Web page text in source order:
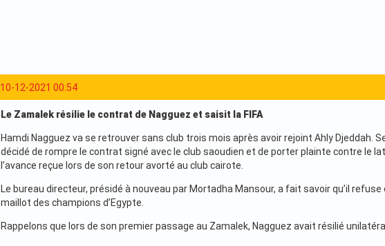
10-12-2021 00:54
Le Zamalek résilie le contrat de Nagguez et saisit la FIFA
Hamdi Nagguez va se retrouver sans club trois mois après avoir rejoint Ahly Djeddah.
décidé de rompre le contrat signé avec le club saoudien et de porter plainte contre le
l’avance reçue lors de son retour avorté au club cairote.
Le bureau directeur, présidé à nouveau par Mortadha Mansour, a fait savoir qu’il
maillot des champions d’Egypte.
Rappelons que lors de son premier passage au Zamalek, Nagguez avait résilié